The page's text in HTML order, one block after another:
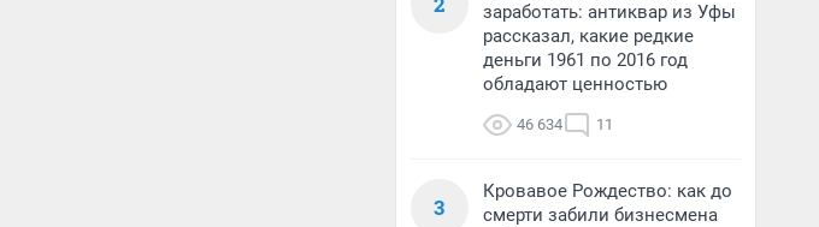
заработать: антиквар из Уфы
рассказал, какие редкие
деньги 1961 по 2016 год
обладают ценностью
46 634 11
3
Кровавое Рождество: как до
смерти забили бизнесмена